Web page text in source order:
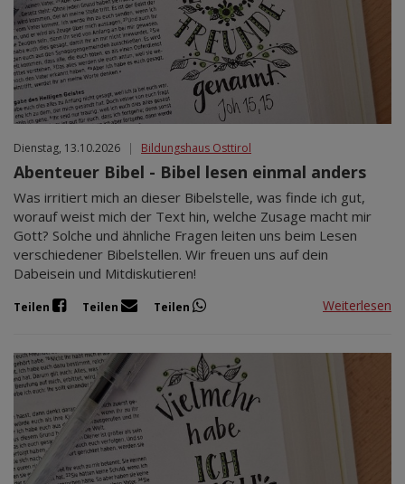
Dienstag, 13.10.2026 | Bildungshaus Osttirol
Abenteuer Bibel - Bibel lesen einmal anders
Was irritiert mich an dieser Bibelstelle, was finde ich gut,
worauf weist mich der Text hin, welche Zusage macht mir
Gott? Solche und ähnliche Fragen leiten uns beim Lesen
verschiedener Bibelstellen. Wir freuen uns auf dein
Dabeisein und Mitdiskutieren!
Teilen Teilen Teilen Weiterlesen